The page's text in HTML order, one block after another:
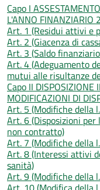
Capo I
L'ANNO FINANZIARIO
Art. 1 (Residui attivi e
Art. 2 (Giacenza di
Art. 3 (Saldo
Art. 4 (Adeguamento
mutui alle risultanze
Capo II DISPOSIZIONE
MODIFICAZIONI DI
Art. 5 (Modifiche della
Art. 6 (Disposizioni
non contratto)
Art. 7 (Modifiche della
Art. 8 (Interessi attivi
sanità)
Art. 9 (Modifiche della